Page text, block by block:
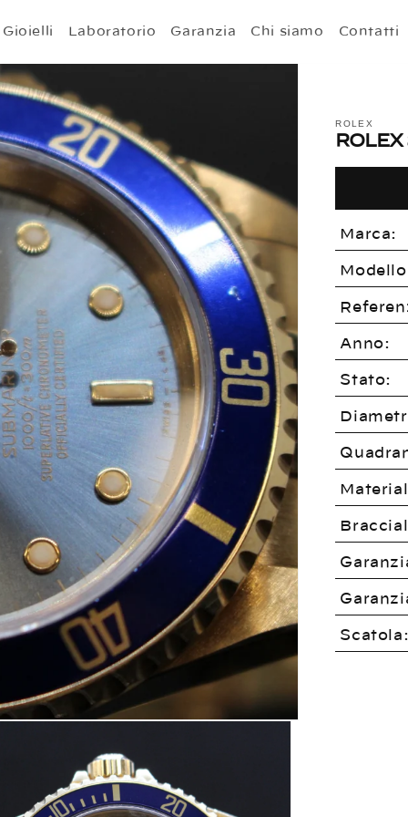
Gioielli Laboratorio Garanzia Chi siamo Contatti
ROLEX
ROLEX
Marca:
Anno:
Stato: